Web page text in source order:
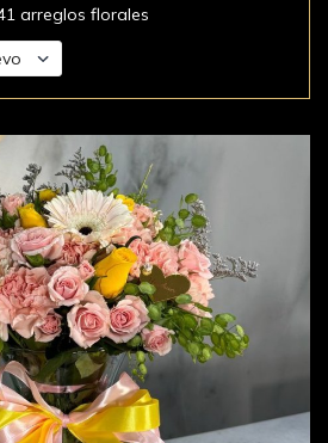
arreglos florales